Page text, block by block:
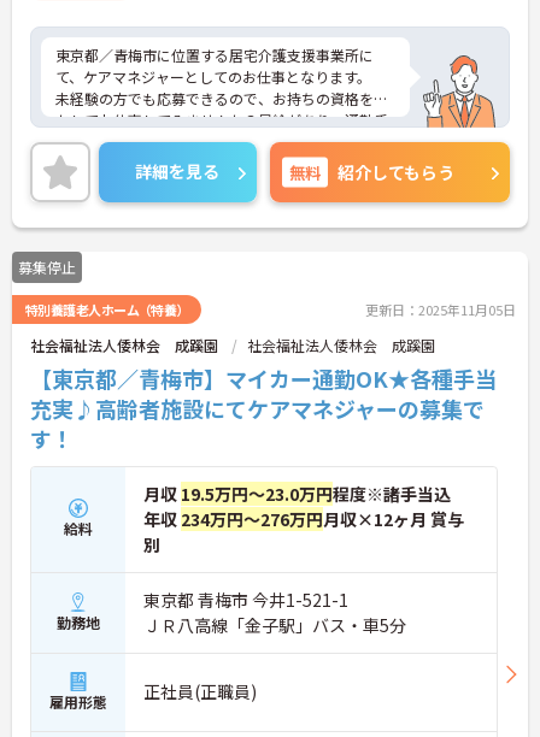
東京都／青梅市に位置する居宅介護支援事業所に
て、ケアマネジャーとしてのお仕事となります。
未経験の方でも応募できるので、お持ちの資格を活
かしてお仕事してみませんか？昇給があり、通勤手
当もあるので、安心してお仕事できる環境となって
おります◎
ご興味ある方は面接ポイントをお伝えしますので、
お気軽にお問い合わせください♪
詳細を見る 無料 紹介してもらう
募集停止
特別養護老人ホーム（特養） 更新日：2025年11月05日
社会福祉法人倭林会 成蹊園 社会福祉法人倭林会 成蹊園
【東京都／青梅市】マイカー通勤OK★各種手当
充実♪高齢者施設にてケアマネジャーの募集で
す！
給料
月収 19.5万円～23.0万円程度※諸手当込
年収 234万円～276万円月収×12ヶ月 賞与
別
勤務地
東京都 青梅市 今井1-521-1
ＪＲ八高線「金子駅」バス・車5分
雇用形態 正社員(正職員)